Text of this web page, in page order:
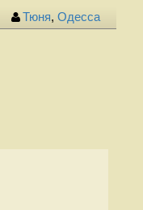
Тюня, Одесса